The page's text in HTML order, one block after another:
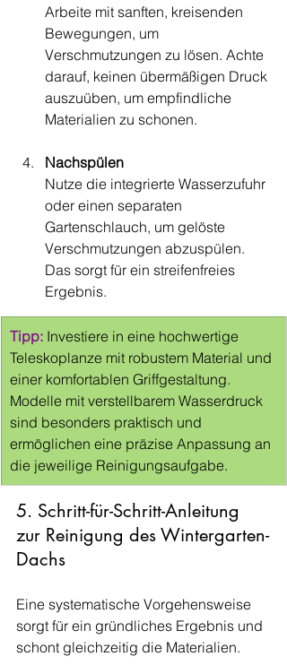
Arbeite mit sanften, kreisenden
Bewegungen, um
Verschmutzungen zu lösen. Achte
darauf, keinen übermäßigen Druck
auszuüben, um empfindliche
Materialien zu schonen.
Nachspülen
Nutze die integrierte Wasserzufuhr
oder einen separaten
Gartenschlauch, um gelöste
Verschmutzungen abzuspülen.
Das sorgt für ein streifenfreies
Ergebnis.
Tipp: Investiere in eine hochwertige
Teleskoplanze mit robustem Material und
einer komfortablen Griffgestaltung.
Modelle mit verstellbarem Wasserdruck
sind besonders praktisch und
ermöglichen eine präzise Anpassung an
die jeweilige Reinigungsaufgabe.
5. Schritt-für-Schritt-Anleitung
zur Reinigung des Wintergarten-
Dachs
Eine systematische Vorgehensweise
sorgt für ein gründliches Ergebnis und
schont gleichzeitig die Materialien.